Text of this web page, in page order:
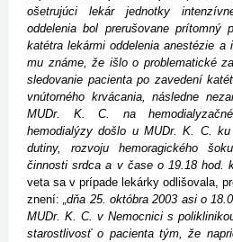
ošetrujúci lekár jednotky
oddelenia bol prerušovane prítomný
katétra lekármi oddelenia anestézie
mu známe, že išlo o problematické
sledovanie pacienta po zavedení
vnútorného krvácania, následne
MUDr. K. C. na
hemodialýzy došlo u MUDr. K. C. ku
dutiny, rozvoju hemoragického
činnosti srdca a v čase o 19.18 hod.
veta sa v prípade lekárky odlišovala,
znení:„dňa 25. októbra 2003 asi o
MUDr. K. C. v Nemocnici s
starostlivosť o pacienta tým, že